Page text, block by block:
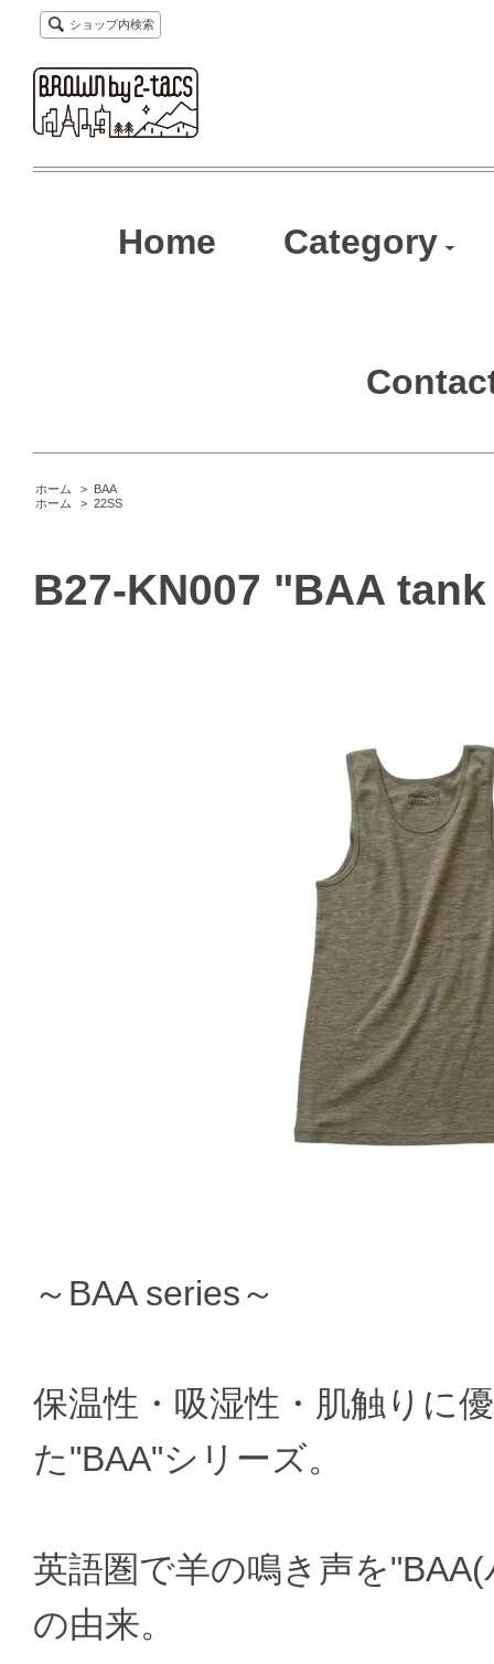
ショップ内検索
Home Category
ホーム > BAA
ホーム
> 22SS
B27-KN007 "BAA
～BAA series～
保温性・吸湿性・肌触りに
た"BAA"シリーズ。
英語圏で羊の鳴き声を
の由来。